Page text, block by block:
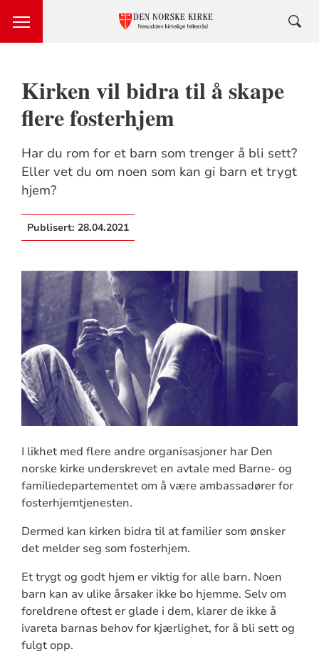
Kirken vil bidra til å skape
flere fosterhjem
Har du rom for et barn som trenger å bli sett?
Eller vet du om noen som kan gi barn et trygt
hjem?
Publisert: 28.04.2021
I likhet med flere andre organisasjoner har Den
norske kirke underskrevet en avtale med Barne- og
familiedepartementet om å være ambassadører for
fosterhjemtjenesten.
Dermed kan kirken bidra til at familier som ønsker
det melder seg som fosterhjem.
Et trygt og godt hjem er viktig for alle barn. Noen
barn kan av ulike årsaker ikke bo hjemme. Selv om
foreldrene oftest er glade i dem, klarer de ikke å
ivareta barnas behov for kjærlighet, for å bli sett og
fulgt opp.